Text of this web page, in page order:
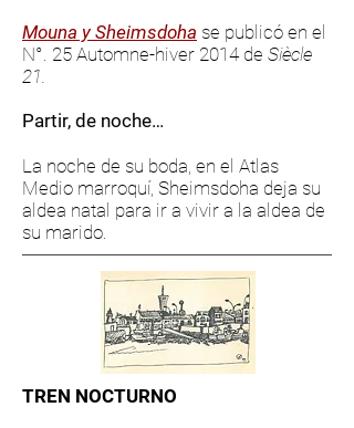
Mouna y Sheimsdoha se publicó en el
N°. 25 Automne-hiver 2014 de Siècle
21.
Partir, de noche…
La noche de su boda, en el Atlas
Medio marroquí, Sheimsdoha deja su
aldea natal para ir a vivir a la aldea de
su marido.
TREN NOCTURNO